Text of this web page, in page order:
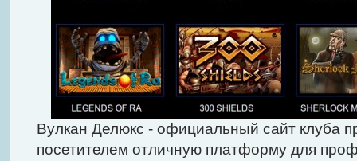
Вулкан Делюкс - официальный сайт клуба
посетителем отличную платформу для